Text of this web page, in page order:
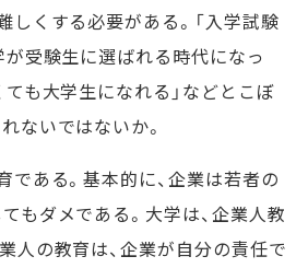
しくする必要がある。「入学試験
が受験生に選ばれる時代になっ
ても大学生になれる」などとこぼ
ないではないか。
である。基本的に、企業は若者の
もダメである。大学は、企業人教
人の教育は、企業が自分の責任で